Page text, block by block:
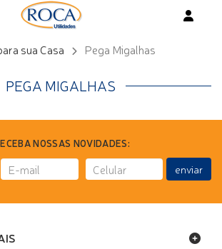
sua Casa Pega Migalhas
PEGA MIGALHAS
NOSSAS NOVIDADES:
enviar